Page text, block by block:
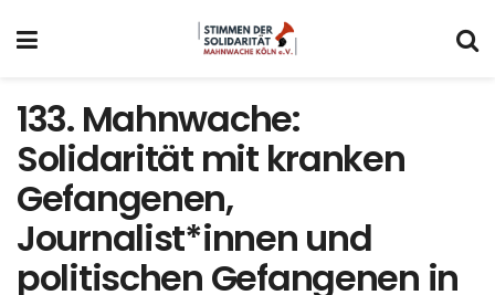
133. Mahnwache:
Solidarität mit kranken
Gefangenen,
Journalist*innen und
politischen Gefangenen in